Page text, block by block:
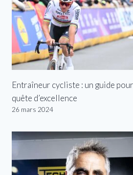
Entraîneur cycliste : un guide
quête d’excellence
26 mars 2024